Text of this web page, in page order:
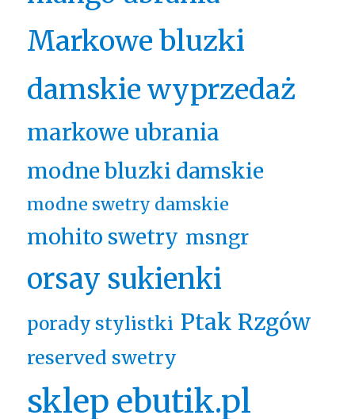
Markowe bluzki
damskie wyprzedaż
markowe ubrania
modne bluzki damskie
modne swetry damskie
mohito swetry msngr
orsay sukienki
porady stylistki Ptak Rzgów
reserved swetry
sklep ebutik.pl